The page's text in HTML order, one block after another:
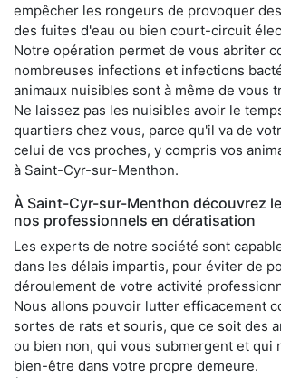
empêcher les rongeurs de provoquer
des fuites d'eau ou bien court-circuit
Notre opération permet de vous abriter
nombreuses infections et infections
animaux nuisibles sont à même de vous
Ne laissez pas les nuisibles avoir le
quartiers chez vous, parce qu'il va de
celui de vos proches, y compris vos
à Saint-Cyr-sur-Menthon.
À Saint-Cyr-sur-Menthon découvrez
nos professionnels en dératisation
Les experts de notre société sont
dans les délais impartis, pour éviter de
déroulement de votre activité
Nous allons pouvoir lutter efficacement
sortes de rats et souris, que ce soit des
ou bien non, qui vous submergent et qui
bien-être dans votre propre demeure.